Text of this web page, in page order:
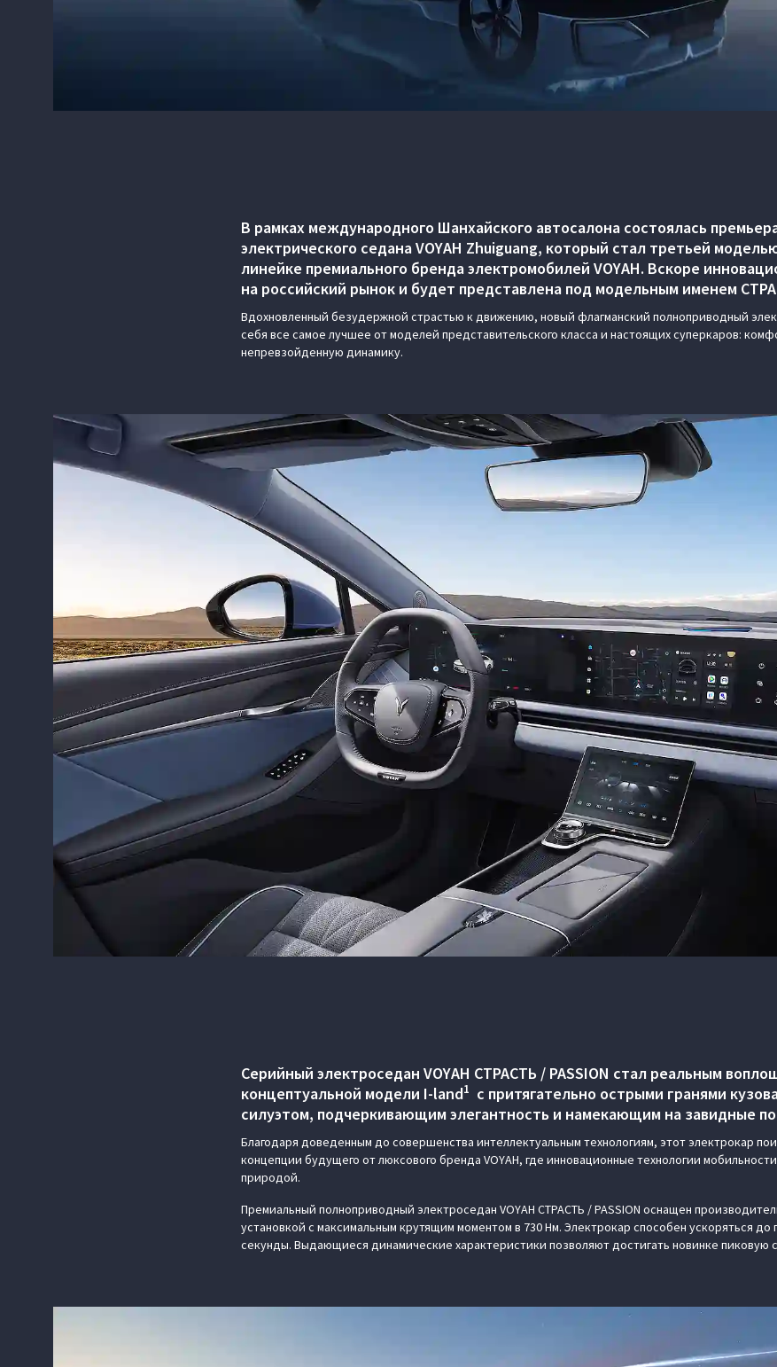
В рамках международного Шанхайского автосалона состоялась
электрического седана VOYAH Zhuiguang, который стал третьей
линейке премиального бренда электромобилей VOYAH. Вскоре
на российский рынок и будет представлена под модельным именем
Вдохновленный безудержной страстью к движению, новый флагманский полноприводный
себя все самое лучшее от моделей представительского класса и настоящих суперкаров:
непревзойденную динамику.
Серийный электроседан VOYAH СТРАСТЬ / PASSION стал реальным
концептуальной модели I-land1 с притягательно острыми гранями
силуэтом, подчеркивающим элегантность и намекающим на завидные
Благодаря доведенным до совершенства интеллектуальным технологиям, этот электрокар
концепции будущего от люксового бренда VOYAH, где инновационные технологии
природой.
Премиальный полноприводный электроседан VOYAH СТРАСТЬ / PASSION оснащен
установкой с максимальным крутящим моментом в 730 Нм. Электрокар способен ускоряться до
секунды. Выдающиеся динамические характеристики позволяют достигать новинке пиковую